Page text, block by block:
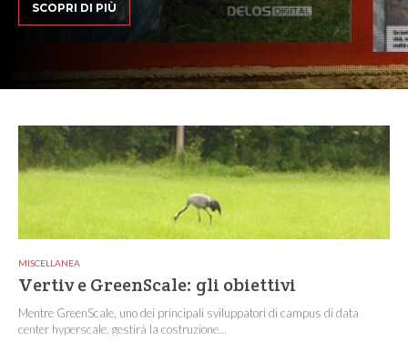
SCOPRI DI PIÙ
MISCELLANEA
Vertiv e GreenScale: gli obiettivi
Mentre GreenScale, uno dei principali sviluppatori di campus di data
center hyperscale, gestirà la costruzione...